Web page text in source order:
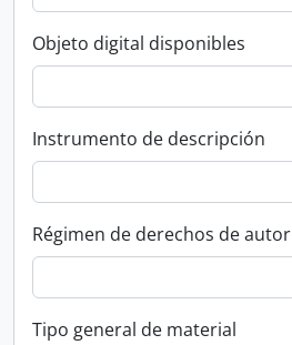
Objeto digital disponibles
Instrumento de descripción
Régimen de derechos de autor
Tipo general de material